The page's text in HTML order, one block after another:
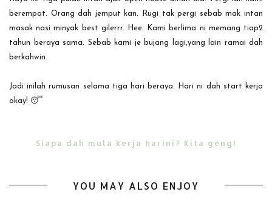
berempat. Orang dah jemput kan. Rugi tak pergi sebab mak intan
masak nasi minyak best gilerrr. Hee. Kami berlima ni memang tiap2
tahun beraya sama. Sebab kami je bujang lagi,yang lain ramai dah
berkahwin.
Jadi inilah rumusan selama tiga hari beraya. Hari ni dah start kerja
okay! 😴
Siapa dah mula kerja harini? Kita geng!
YOU MAY ALSO ENJOY